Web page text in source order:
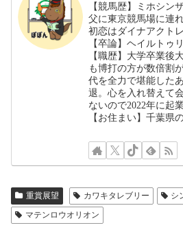
【競馬歴】ミホシン
父に東京競馬場に連
初恋はダイナアクトレ
【卒論】ヘイルトゥ
【職歴】大学卒業後
も博打の方が数倍割
代を全力で堪能した
退。心を入れ替えて
ないので2022年に起業
【お住まい】千葉県
重賞展望 カワキタレブリー
シ
マテンロウオリオン